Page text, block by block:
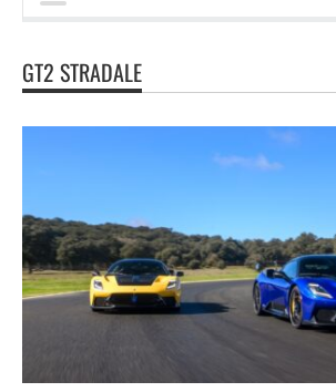
GT2 STRADALE